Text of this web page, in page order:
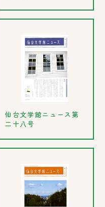
仙台文学館ニュース第
二十八号